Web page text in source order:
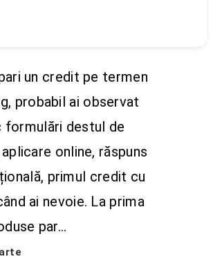
un credit pe termen
probabil ai observat
destul de
online, răspuns
primul credit cu
ai nevoie. La prima
par…